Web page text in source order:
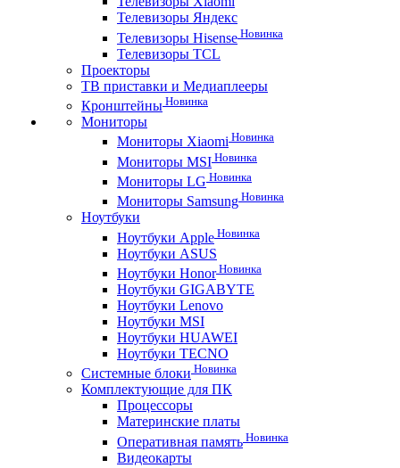
Телевизоры Яндекс
Телевизоры Hisense Новинка
Телевизоры TCL
Проекторы
ТВ приставки и Медиаплееры
Кронштейны Новинка
Мониторы
Мониторы Xiaomi Новинка
Мониторы MSI Новинка
Мониторы LG Новинка
Мониторы Samsung Новинка
Ноутбуки
Ноутбуки Apple Новинка
Ноутбуки ASUS
Ноутбуки HonorНовинка
Ноутбуки GIGABYTE
Ноутбуки Lenovo
Ноутбуки MSI
Ноутбуки HUAWEI
Ноутбуки TECNO
Системные блоки Новинка
Комплектующие для ПК
Процессоры
Материнские платы
Оперативная память Новинка
Видеокарты